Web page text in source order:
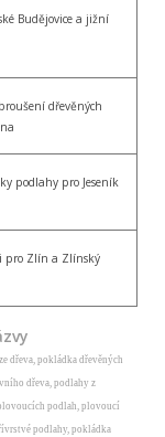
Budějovice a jižní
dřevěných
podlahy pro Jeseník
pro Zlín a Zlínský
dřeva, pokládka dřevěných
dřeva, podlahy z
podlah, plovoucí
podlahy, pokládka